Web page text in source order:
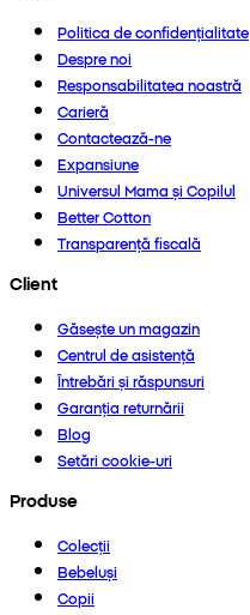
Politica de confidențialitate
Despre noi
Responsabilitatea noastră
Carieră
Contactează-ne
Expansiune
Universul Mama și Copilul
Better Cotton
Transparență fiscală
Client
Găsește un magazin
Centrul de asistență
Întrebări și răspunsuri
Garanția returnării
Blog
Setări cookie-uri
Produse
Colecții
Bebeluși
Copii